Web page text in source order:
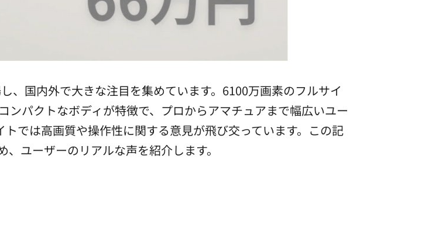
、国内外で大きな注目を集めています。6100万画素のフルサイ
ンパクトなボディが特徴で、プロからアマチュアまで幅広いユー
では高画質や操作性に関する意見が飛び交っています。この記
ユーザーのリアルな声を紹介します。